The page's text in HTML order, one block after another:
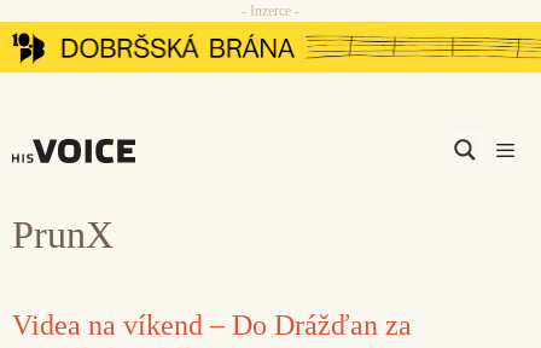
Přeskočit
na
- Inzerce -
PrunX
Videa na víkend – Do Drážďan za